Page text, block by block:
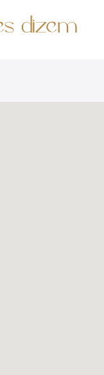
dizem